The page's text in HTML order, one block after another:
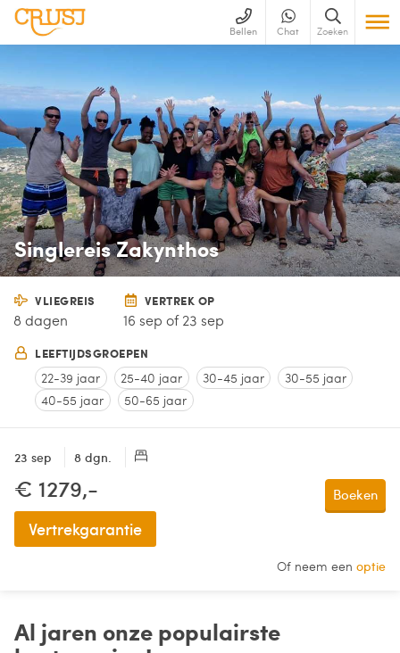
Bellen Chat Zoeken
Singlereis Zakynthos
VLIEGREIS
8 dagen
VERTREK OP
16 sep of 23 sep
LEEFTIJDSGROEPEN
22-39 jaar 25-40 jaar 30-45 jaar
30-55 jaar
40-55 jaar
50-65 jaar
23 sep 8 dgn.
€ 1279,-
Vertrekgarantie
Boeken
Of neem een optie
Al jaren onze populairste